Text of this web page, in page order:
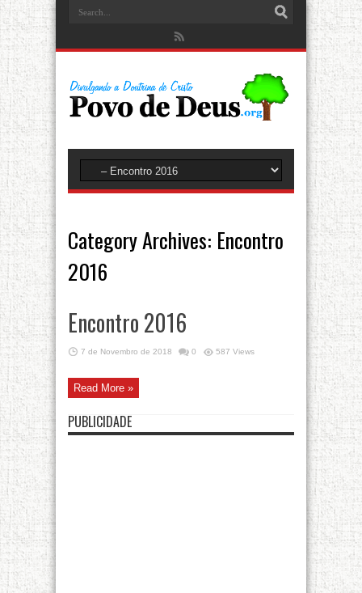
Category Archives: Encontro
2016
Encontro 2016
7 de Novembro de 2018 0 587 Views
Read More »
PUBLICIDADE